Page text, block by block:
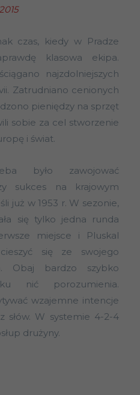
czas, kiedy w Pradze
klasowa ekipa.
najzdolniejszych
Zatrudniano cenionych
pieniędzy na sprzęt
sobie za cel stworzenie
i świat.
było zawojować
sukces na krajowym
już w 1953 r. W sezonie,
się tylko jedna runda
miejsce i Pluskal
się ze swojego
Obaj bardzo szybko
nić porozumienia.
wzajemne intencje
słów. W systemie 4-2-4
drużyny.